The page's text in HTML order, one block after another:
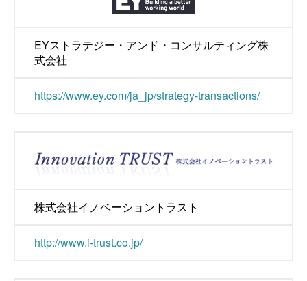
EYストラテジー・アンド・コンサルティング株
式会社
https://www.ey.com/ja_jp/strategy-transactions/
株式会社イノベーショントラスト
http://www.i-trust.co.jp/